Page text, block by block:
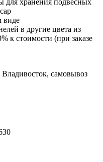
для хранения подвесных
виде
в другие цвета из
к стоимости (при заказе
самовывоз